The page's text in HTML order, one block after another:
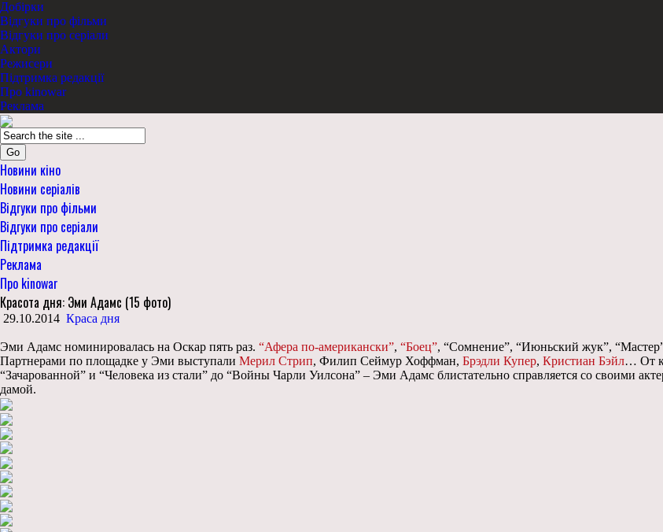
Добірки
Відгуки про фільми
Відгуки про серіали
Актори
Режисери
Підтримка редакції
Про kinowar
Реклама
Go
Новини кіно
Новини серіалів
Відгуки про фільми
Відгуки про серіали
Підтримка редакції
Реклама
Про kinowar
Красота дня: Эми Адамс (15 фото)
29.10.2014 Краса дня
Эми Адамс номинировалась на Оскар пять раз. “Афера по-американски”, “Боец”, “Сомнение”, “Июньский жук”,
Партнерами по площадке у Эми выступали Мерил Стрип, Филип Сеймур Хоффман, Брэдли Купер, Кристиан Бэйл… От
“Зачарованной” и “Человека из стали” до “Войны Чарли Уилсона” – Эми Адамс блистательно справляется со своими
дамой.